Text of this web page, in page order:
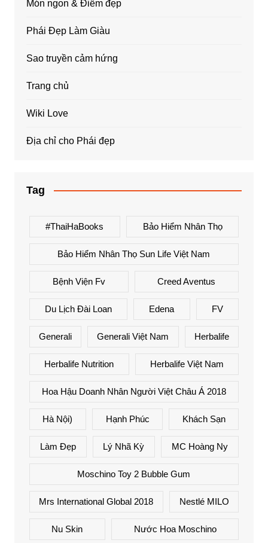
Món ngon & Điểm đẹp
Phái Đẹp Làm Giàu
Sao truyền cảm hứng
Trang chủ
Wiki Love
Địa chỉ cho Phái đẹp
Tag
#ThaiHaBooks Bảo Hiểm Nhân Thọ
Bảo Hiểm Nhân Thọ Sun Life Việt Nam
Bệnh Viện Fv Creed Aventus
Du Lịch Đài Loan Edena FV
Generali Generali Việt Nam Herbalife
Herbalife Nutrition Herbalife Việt Nam
Hoa Hậu Doanh Nhân Người Việt Châu Á 2018
Hà Nội) Hạnh Phúc Khách Sạn
Làm Đẹp Lý Nhã Kỳ MC Hoàng Ny
Moschino Toy 2 Bubble Gum
Mrs International Global 2018 Nestlé MILO
Nu Skin Nước Hoa Moschino